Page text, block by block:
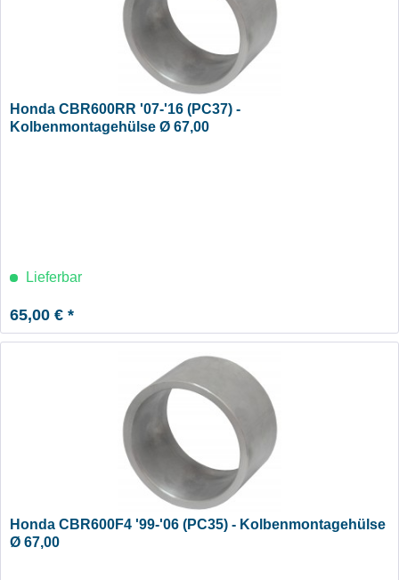
Honda CBR600RR '07-'16 (PC37) -
Kolbenmontagehülse Ø 67,00
Lieferbar
65,00 € *
Honda CBR600F4 '99-'06 (PC35) - Kolbenmontagehülse
Ø 67,00